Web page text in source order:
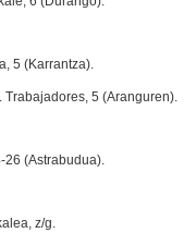
5 (Karrantza).
5 (Aranguren).
26 (Astrabudua).
z/g.